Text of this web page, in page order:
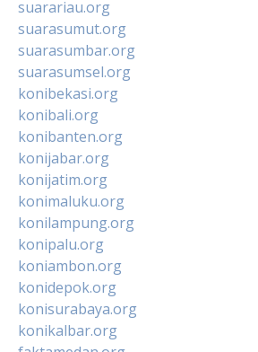
suarariau.org
suarasumut.org
suarasumbar.org
suarasumsel.org
konibekasi.org
konibali.org
konibanten.org
konijabar.org
konijatim.org
konimaluku.org
konilampung.org
konipalu.org
koniambon.org
konidepok.org
konisurabaya.org
konikalbar.org